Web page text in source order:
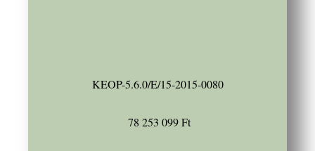
KEOP-5.6.0/E/15-2015-0080
78 253 099 Ft